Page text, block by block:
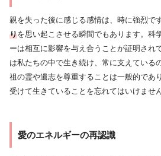
親を失った後に感じる感情は、時に強烈で
りを思い起こさせる瞬間でもあります。科
ーは相互に影響を与え合うことが証明され
は私たちの中で生き続け、常に支えている
祖の霊や遺志を尊重することは一般的であ
受けて生きていることを忘れてはいけません
愛のエネルギーの再認識